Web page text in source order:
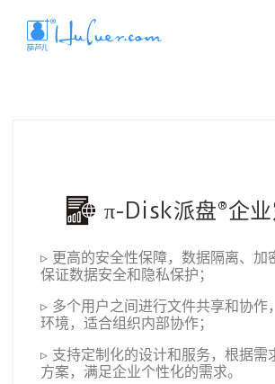
π-Disk派盘®企
▹ 更高的安全性保障，数据隔离、加
保证数据安全和隐私保护；
▹ 多个用户之间进行文件共享和协作
环境，适合组织内部协作；
▹ 支持定制化的设计和服务，根据需
方案，满足企业个性化的需求。